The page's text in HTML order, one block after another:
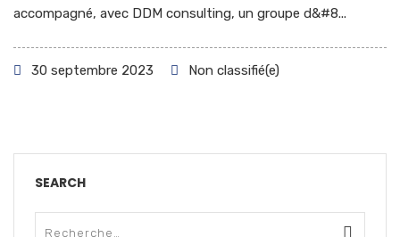
accompagné, avec DDM consulting, un groupe d&#8...
30 septembre 2023 Non classifié(e)
SEARCH